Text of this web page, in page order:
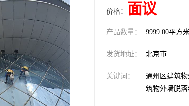
价格： 面议
产品数量： 9999.00平方米
发货地址： 北京市
关键词：
通州区建筑
筑物外墙脱落